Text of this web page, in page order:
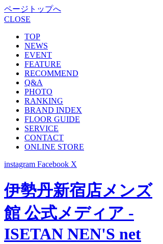
ページトップへ
CLOSE
TOP
NEWS
EVENT
FEATURE
RECOMMEND
Q&A
PHOTO
RANKING
BRAND INDEX
FLOOR GUIDE
SERVICE
CONTACT
ONLINE STORE
instagram Facebook X
伊勢丹新宿店メンズ
館 公式メディア -
ISETAN NEN'S net